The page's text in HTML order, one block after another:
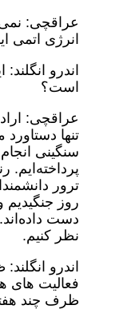
عراقچی:
انرژی اتمی
اندرو
است؟
عراقچی:
تنها
سنگینی
پرداخته‌ایم.
روز جنگیدیم
دست
نظر کنیم.
اندرو
فعالیت های
ظرف چند